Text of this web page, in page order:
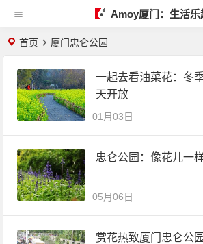
Amoy厦门：生活乐
首页 厦门忠仑公园
一起去看油菜花：冬
天开放
01月03日
忠仑公园：像花儿一
05月06日
赏花热致厦门忠仑公